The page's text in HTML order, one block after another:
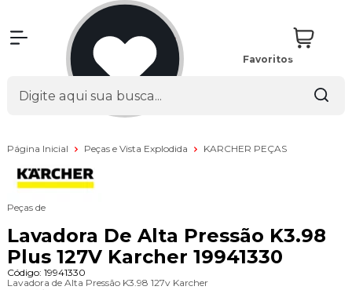
Favoritos
Página Inicial Peças e Vista Explodida KARCHER PEÇAS
Peças de
Lavadora De Alta Pressão K3.98
Plus 127V Karcher 19941330
Código: 19941330
Lavadora de Alta Pressão K3.98 127v Karcher